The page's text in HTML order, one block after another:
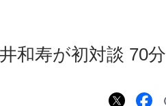
和寿が初対談 70分